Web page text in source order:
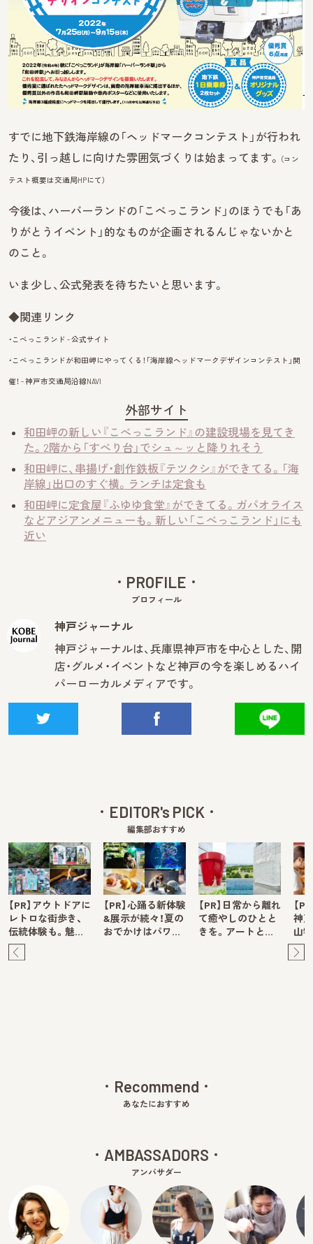
すでに地下鉄海岸線の「ヘッドマークコンテスト」が行われ
たり、引っ越しに向けた雰囲気づくりは始まってます。
（コ ン
テスト概要は交通局HPにて）
今後は、ハーバーランドの「こべっこランド」のほうでも「あ
りがとうイベント」的なものが企画されるんじゃないかと
のこと。
いま少し、公式発表を待ちたいと思います。
◆関連リンク
・こべっこランド - 公式サイト
・こべっこランドが和田岬にやってくる！「海岸線ヘッドマークデザインコンテスト」開
催！ - 神戸市交通局沿線NAVI
外部サイト
和田岬の新しい『こべっこランド』の建設現場を見てき
た。2階から「すべり台」でシュ～ッと降りれそう
和田岬に、串揚げ・創作鉄板『テツクシ』ができてる。「海
岸線」出口のすぐ横。ランチは定食も
和田岬に定食屋『ふゆゆ食堂』ができてる。ガパオライス
などアジアンメニューも。新しい「こべっこランド」にも
近い
PROFILE
プロフィール
神戸ジャーナル
神戸ジャーナルは、兵庫県神戸市を中心とした、開
店・グルメ・イベントなど神戸の今を楽しめるハイ
パーローカルメディアです。
EDITOR's PICK
編集部おすすめ
【PR】アウトドアに
レトロな街歩き、
伝統体験も。魅…
【PR】心踊る新体験
&展示が続々！夏の
おでかけはパワ…
【PR】日常から離れ
て癒やしのひとと
きを。アートと…
【
神
山
Recommend
あなたにおすすめ
AMBASSADORS
アンバサダー